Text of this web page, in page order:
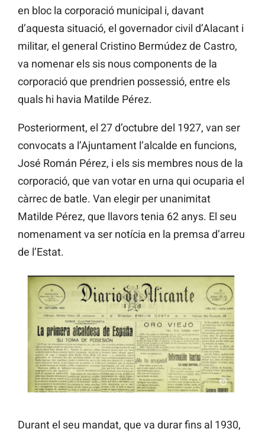
en bloc la corporació municipal i, davant
d’aquesta situació, el governador civil d’Alacant i
militar, el general Cristino Bermúdez de Castro,
va nomenar els sis nous components de la
corporació que prendrien possessió, entre els
quals hi havia Matilde Pérez.
Posteriorment, el 27 d’octubre del 1927, van ser
convocats a l’Ajuntament l’alcalde en funcions,
José Román Pérez, i els sis membres nous de la
corporació, que van votar en urna qui ocuparia el
càrrec de batle. Van elegir per unanimitat
Matilde Pérez, que llavors tenia 62 anys. El seu
nomenament va ser notícia en la premsa d’arreu
de l’Estat.
Durant el seu mandat, que va durar fins al 1930,